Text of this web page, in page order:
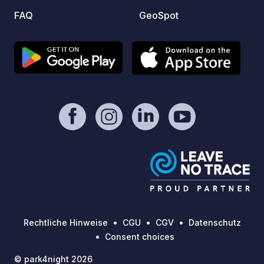
FAQ
GeoSpot
Rechtliche Hinweise CGU CGV
Datenschutz
Consent choices
© park4night 2026